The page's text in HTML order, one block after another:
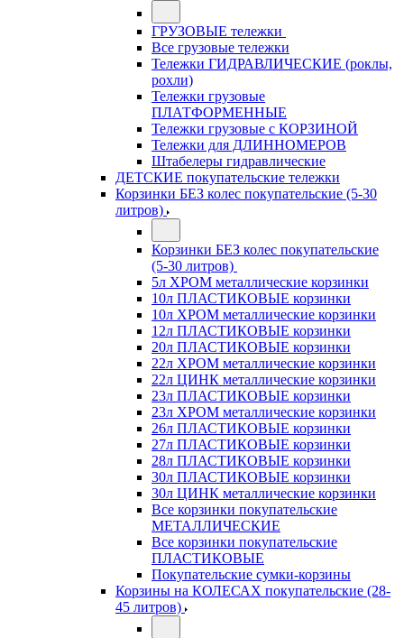
ГРУЗОВЫЕ тележки
Все грузовые тележки
Тележки ГИДРАВЛИЧЕСКИЕ (роклы,
рохли)
Тележки грузовые
ПЛАТФОРМЕННЫЕ
Тележки грузовые с КОРЗИНОЙ
Тележки для ДЛИННОМЕРОВ
Штабелеры гидравлические
ДЕТСКИЕ покупательские тележки
Корзинки БЕЗ колес покупательские (5-30
литров)
Корзинки БЕЗ колес покупательские
(5-30 литров)
5л ХРОМ металлические корзинки
10л ПЛАСТИКОВЫЕ корзинки
10л ХРОМ металлические корзинки
12л ПЛАСТИКОВЫЕ корзинки
20л ПЛАСТИКОВЫЕ корзинки
22л ХРОМ металлические корзинки
22л ЦИНК металлические корзинки
23л ПЛАСТИКОВЫЕ корзинки
23л ХРОМ металлические корзинки
26л ПЛАСТИКОВЫЕ корзинки
27л ПЛАСТИКОВЫЕ корзинки
28л ПЛАСТИКОВЫЕ корзинки
30л ПЛАСТИКОВЫЕ корзинки
30л ЦИНК металлические корзинки
Все корзинки покупательские
МЕТАЛЛИЧЕСКИЕ
Все корзинки покупательские
ПЛАСТИКОВЫЕ
Покупательские сумки-корзины
Корзины на КОЛЕСАХ покупательские (28-
45 литров)